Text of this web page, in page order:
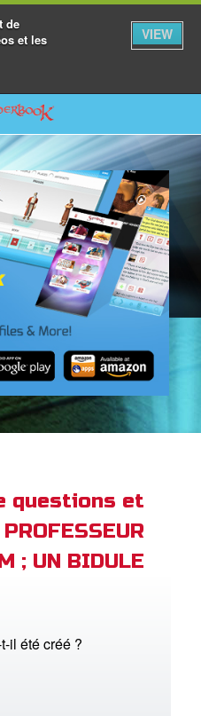
de
et les
VIEW
to Content
questions et
; UN BIDULE
il été créé ?